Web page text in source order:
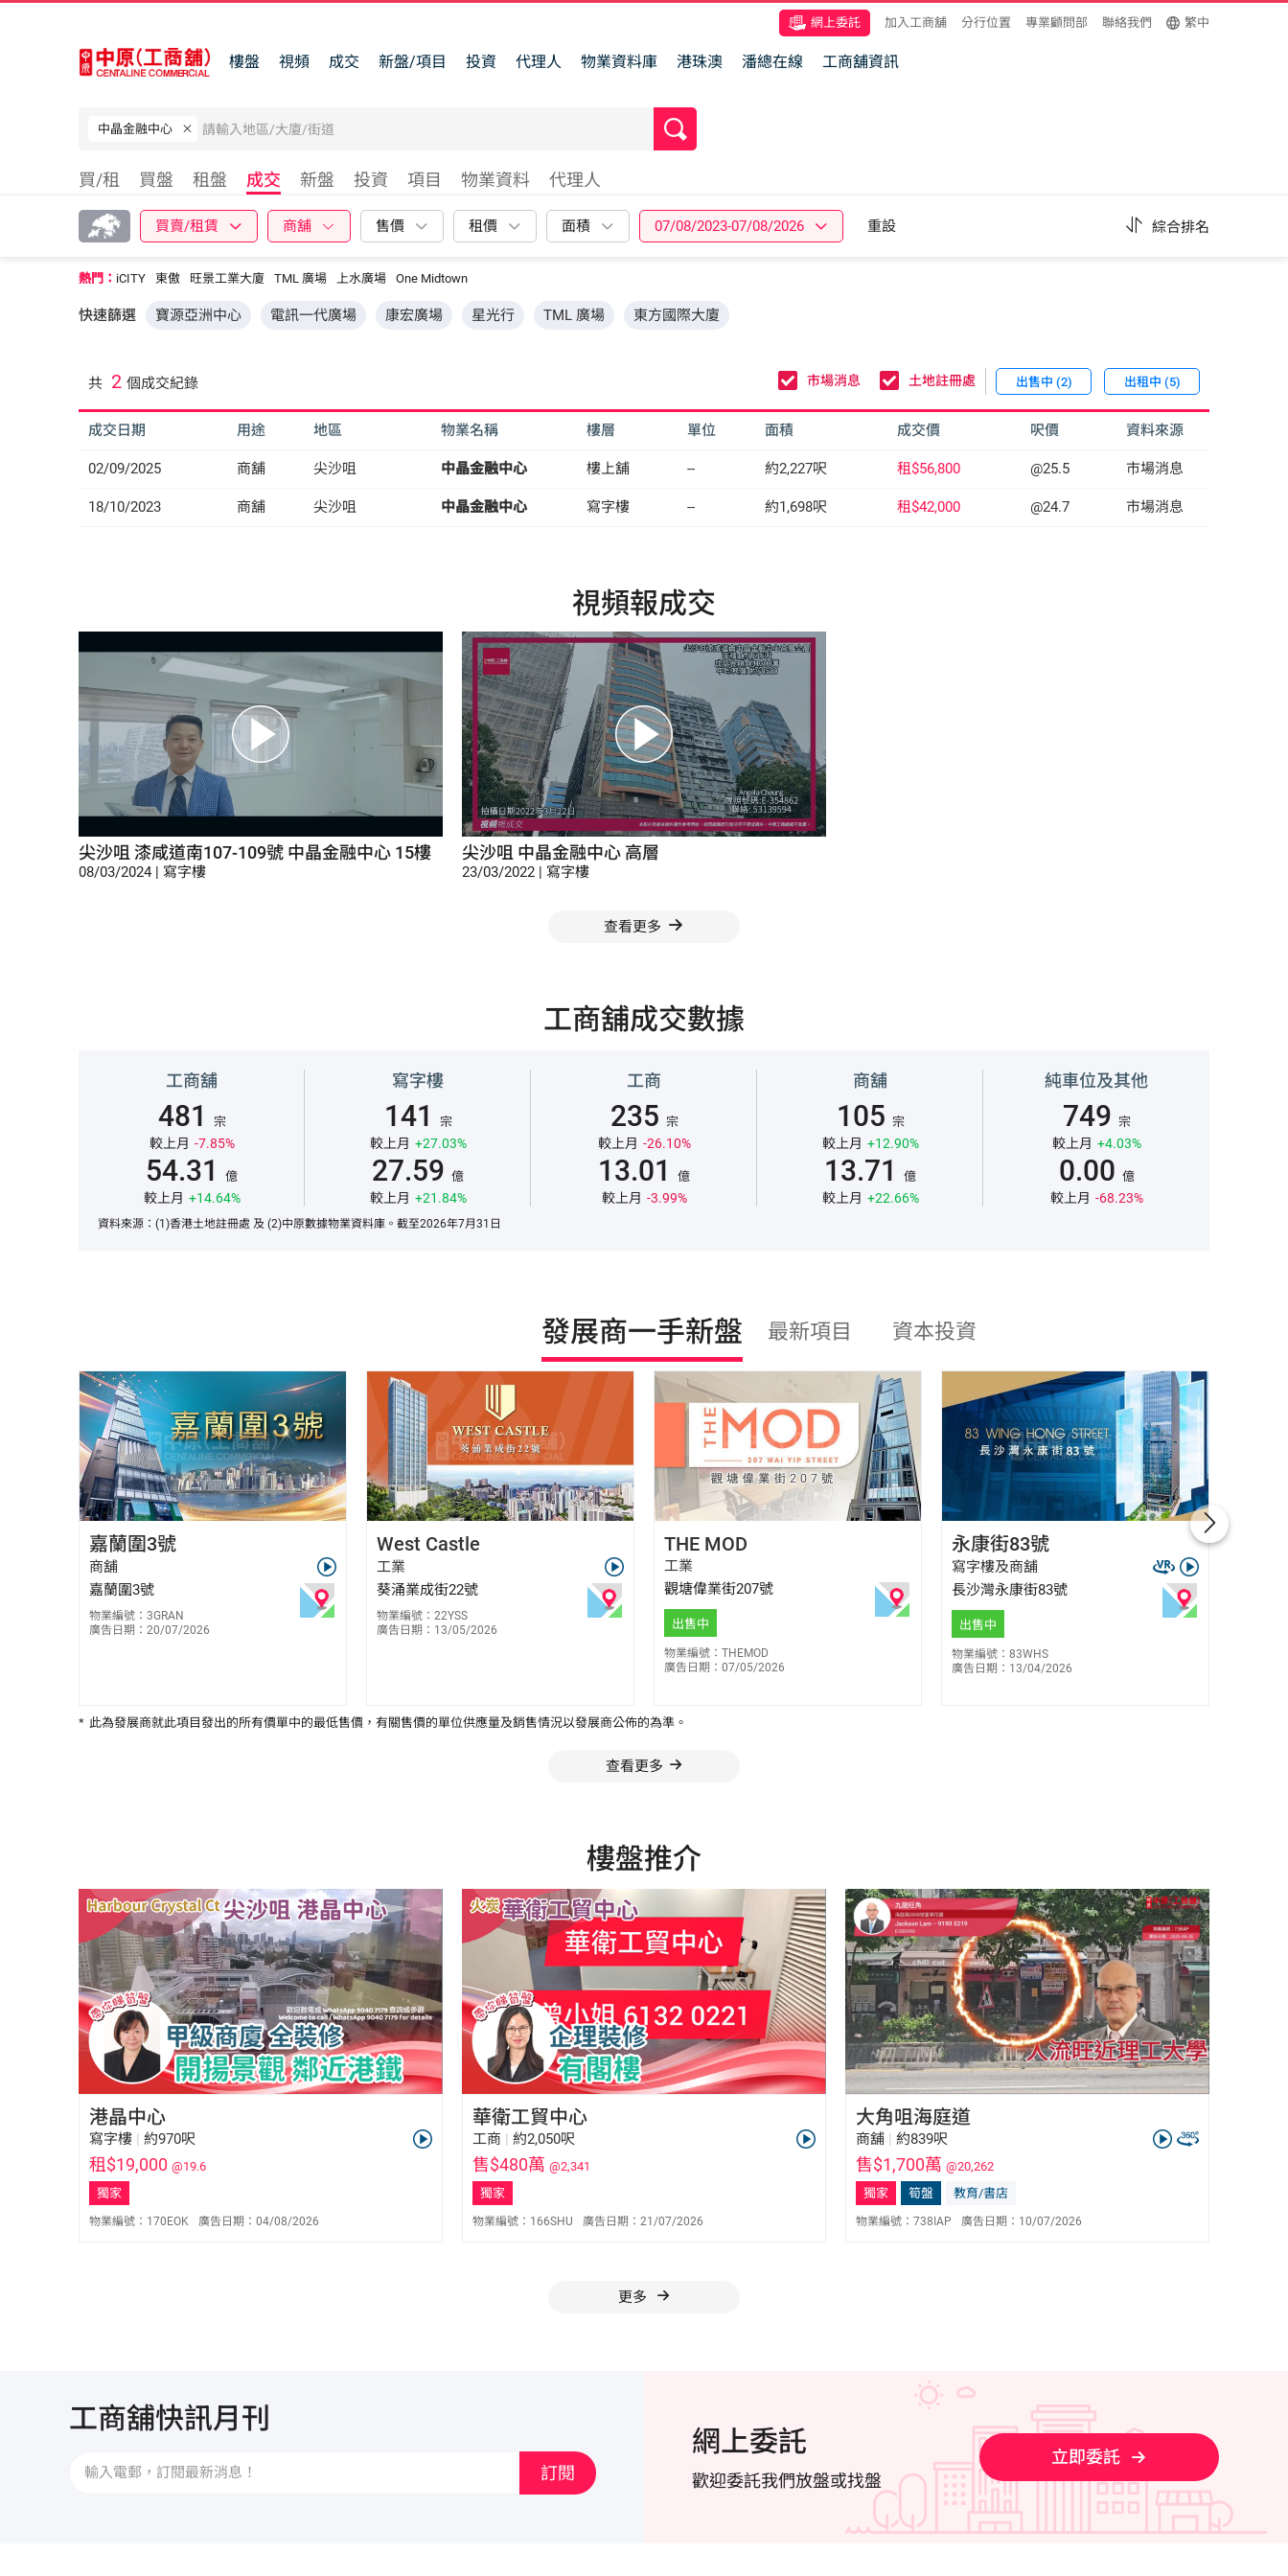
網上委託 加入工商舖 分行位置 專業顧問部 聯絡我們 繁中
樓盤 視頻 成交 新盤/項目 投資 代理人 物業資料庫 港珠澳 潘總在線 工商舖資訊
中晶金融中心
買/租 買盤 租盤 成交 新盤 投資 項目 物業資料 代理人
買賣/租賃 商舖 售價 租價 面積 07/08/2023-07/08/2026 重設 綜合排名
熱門： iCITY 東傲 旺景工業大廈 TML 廣場 上水廣場 One Midtown
快速篩選 寶源亞洲中心 電訊一代廣場 康宏廣場 星光行 TML 廣場 東方國際大廈
共 2 個成交紀錄 市場消息 土地註冊處 出售中 (2) 出租中 (5)
成交日期 用途 地區 物業名稱 樓層 單位 面積 成交價 呎價 資料來源
02/09/2025 商舖 尖沙咀 中晶金融中心 樓上舖 -- 約2,227呎 租$56,800 @25.5 市場消息
18/10/2023 商舖 尖沙咀 中晶金融中心 寫字樓 -- 約1,698呎 租$42,000 @24.7 市場消息
視頻報成交
尖沙咀 漆咸道南107-109號 中晶金融中心 15樓
08/03/2024 | 寫字樓
尖沙咀 中晶金融中心 高層
23/03/2022 | 寫字樓
查看更多
工商舖成交數據
工商舖
481 宗
較上月 -7.85%
54.31 億
較上月 +14.64%
寫字樓
141 宗
較上月 +27.03%
27.59 億
較上月 +21.84%
工商
235 宗
較上月 -26.10%
13.01 億
較上月 -3.99%
商舖
105 宗
較上月 +12.90%
13.71 億
較上月 +22.66%
純車位及其他
749 宗
較上月 +4.03%
0.00 億
較上月 -68.23%
資料來源：(1)香港土地註冊處 及 (2)中原數據物業資料庫。截至2026年7月31日
發展商一手新盤 最新項目 資本投資
E-034589
嘉蘭圍3號
商舖
嘉蘭圍3號
物業編號：3GRAN
廣告日期：20/07/2026
E-044229
West Castle
工業
葵涌業成街22號
物業編號：22YSS
廣告日期：13/05/2026
E-247538
THE MOD
工業
觀塘偉業街207號
出售中
物業編號：THEMOD
廣告日期：07/05/2026
E-027864
6285 2506
永康街83號
寫字樓及商舖
長沙灣永康街83號
出售中
物業編號：83WHS
廣告日期：13/04/2026
* 此為發展商就此項目發出的所有價單中的最低售價，有關售價的單位供應量及銷售情況以發展商公佈的為準。
查看更多
樓盤推介
港晶中心
寫字樓 | 約970呎
租$19,000 @19.6
獨家
物業編號： 170EOK 廣告日期： 04/08/2026
華衛工貿中心
工商 | 約2,050呎
售$480萬 @2,341
獨家
物業編號： 166SHU 廣告日期： 21/07/2026
大角咀海庭道
商舖 | 約839呎
售$1,700萬 @20,262
獨家
筍盤 教育/書店
物業編號： 738IAP 廣告日期： 10/07/2026
更多
工商舖快訊月刊
訂閱
網上委託
歡迎委託我們放盤或找盤
立即委託